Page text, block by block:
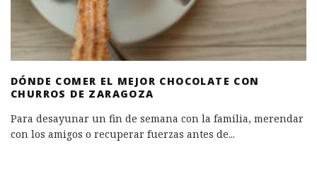
DÓNDE COMER EL MEJOR CHOCOLATE CON
CHURROS DE ZARAGOZA
Para desayunar un fin de semana con la familia, merendar
con los amigos o recuperar fuerzas antes de...